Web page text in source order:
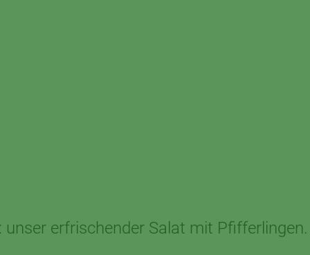
erfrischender Salat mit Pfifferlingen.